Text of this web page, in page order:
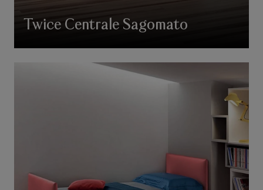
Twice Centrale Sagomato